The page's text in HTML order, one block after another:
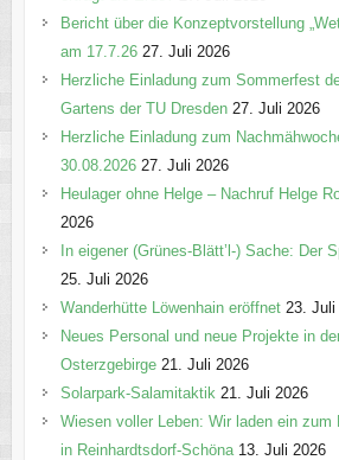
Bericht über die Konzeptvorstellung
am 17.7.26 27. Juli 2026
Herzliche Einladung zum Sommerfest
Gartens der TU Dresden 27. Juli 2026
Herzliche Einladung zum
30.08.2026 27. Juli 2026
Heulager ohne Helge – Nachruf Helge
2026
In eigener (Grünes-Blätt’l-) Sache: Der
25. Juli 2026
Wanderhütte Löwenhain eröffnet 23. Juli
Neues Personal und neue Projekte in
Osterzgebirge 21. Juli 2026
Solarpark-Salamitaktik 21. Juli 2026
Wiesen voller Leben: Wir laden ein zum
in Reinhardtsdorf-Schöna 13. Juli 2026